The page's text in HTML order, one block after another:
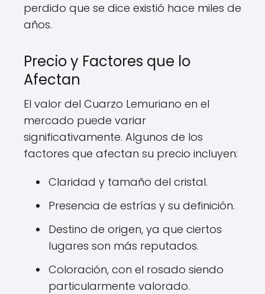
perdido que se dice existió hace miles de
años.
Precio y Factores que lo
Afectan
El valor del Cuarzo Lemuriano en el
mercado puede variar
significativamente. Algunos de los
factores que afectan su precio incluyen:
Claridad y tamaño del cristal.
Presencia de estrías y su definición.
Destino de origen, ya que ciertos
lugares son más reputados.
Coloración, con el rosado siendo
particularmente valorado.